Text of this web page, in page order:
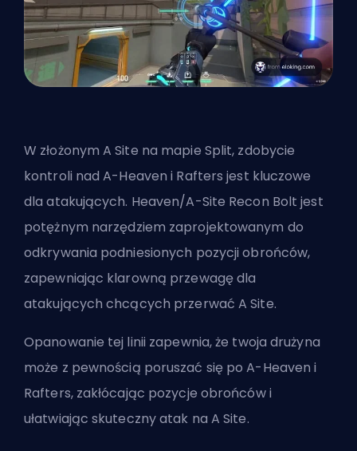
W złożonym A Site na mapie Split, zdobycie
kontroli nad A-Heaven i Rafters jest kluczowe
dla atakujących. Heaven/A-Site Recon Bolt jest
potężnym narzędziem zaprojektowanym do
odkrywania podniesionych pozycji obrońców,
zapewniając klarowną przewagę dla
atakujących chcących przerwać A Site.
Opanowanie tej linii zapewnia, że ​​twoja drużyna
może z pewnością poruszać się po A-Heaven i
Rafters, zakłócając pozycje obrońców i
ułatwiając skuteczny atak na A Site.